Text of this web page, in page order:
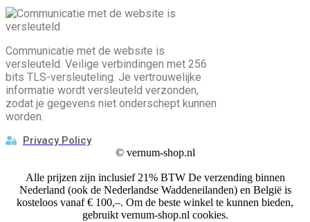
Communicatie met de website is
versleuteld. Veilige verbindingen met 256
bits TLS-versleuteling. Je vertrouwelijke
informatie wordt versleuteld verzonden,
zodat je gegevens niet onderschept kunnen
worden.
Privacy Policy
© vernum-shop.nl
Alle prijzen zijn inclusief 21% BTW De verzending binnen
Nederland (ook de Nederlandse Waddeneilanden) en België is
kosteloos vanaf € 100,–. Om de beste winkel te kunnen bieden,
gebruikt vernum-shop.nl cookies.